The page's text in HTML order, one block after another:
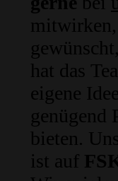
hat das
eigene
genügend
bieten.
ist auf